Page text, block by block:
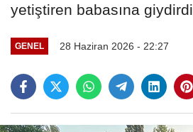
yetiştiren babasına giydirdi
GENEL 28 Haziran 2026 - 22:27